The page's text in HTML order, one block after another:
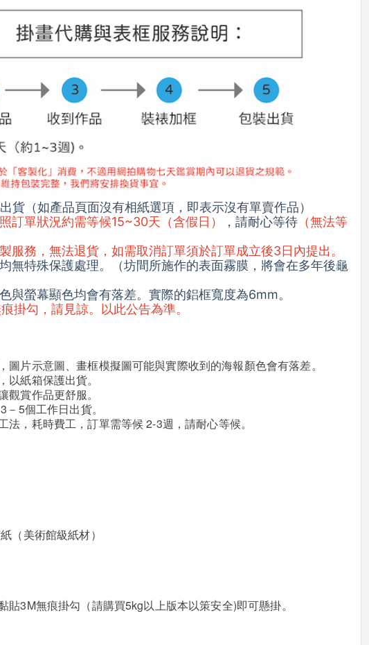
貨（如產品頁面沒有相紙選項，即表示沒有單賣作品）
訂單狀況約需等候15~30天（含假日） ，請耐心等待 （無法等
服務，無法退貨，如需取消訂單須於訂單成立後3日內提出。
無特殊保護處理。（坊間所施作的表面霧膜，將會在多年後龜
與螢幕顯色均會有落差。實際的鋁框寬度為6mm。
掛勾，請見諒。以此公告為準。
圖片示意圖、畫框模擬圖可能與實際收到的海報顏色會有落差。
以紙箱保護出貨。
觀賞作品更舒服。
5個工作日出貨。
法，耗時費工，訂單需等候 2-3週，請耐心等候。
（美術館級紙材）
貼3M無痕掛勾（請購買5kg以上版本以策安全)即可懸掛。